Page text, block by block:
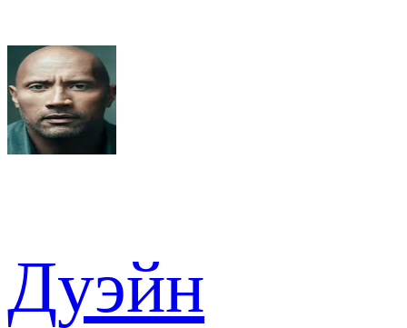
Дуэйн